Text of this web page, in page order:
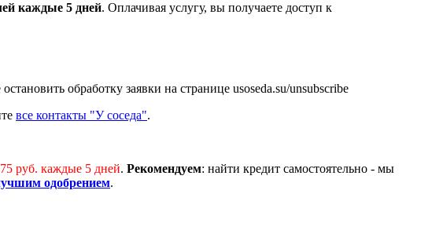
каждые 5 дней. Оплачивая услугу, вы получаете доступ к
обработку заявки на странице usoseda.su/unsubscribe
все контакты "У соседа".
руб. каждые 5 дней. Рекомендуем: найти кредит самостоятельно - мы
одобрением.